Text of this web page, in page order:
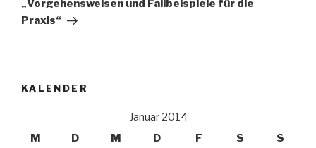
„Vorgehensweisen und Fallbeispiele für die
Praxis“
KALENDER
Januar 2014
M
D M D F S S